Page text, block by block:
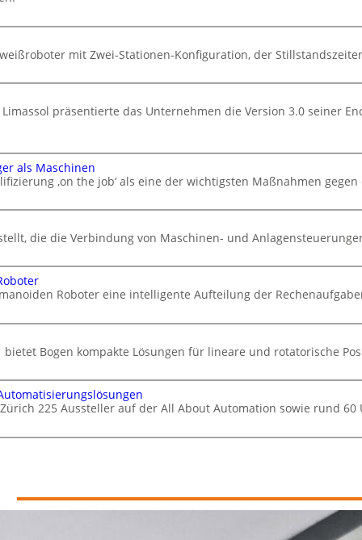
mit Zwei-Stationen-Konfiguration, der
präsentierte das Unternehmen die Version 3.0 seiner
als Maschinen
‚on the job‘ als eine der wichtigsten Maßnahmen
die die Verbindung von Maschinen- und
Roboter eine intelligente Aufteilung der
bietet Bogen kompakte Lösungen für lineare und rotatorische
225 Aussteller auf der All About Automation sowie rund